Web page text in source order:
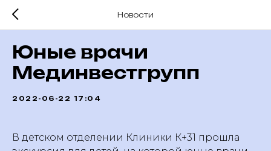
Новости
Юные врачи
Мединвестгрупп
2022-06-22 17:04
В детском отделении Клиники К+31 прошла